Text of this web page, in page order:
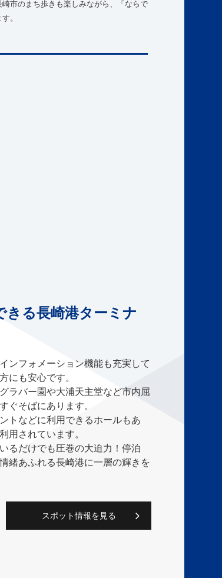
市のまち歩きも楽しみながら、「ならで
。
きる長崎港ターミナ
ンフォメーション機能も充実して
にも安心です。
ラバー園や大浦天主堂など市内屈
ぐそばにあります。
トなどに利用できるホールもあ
用されています。
るだけでも圧巻の大迫力！停泊
緒あふれる長崎港に一層の輝きを
スポット情報を見る